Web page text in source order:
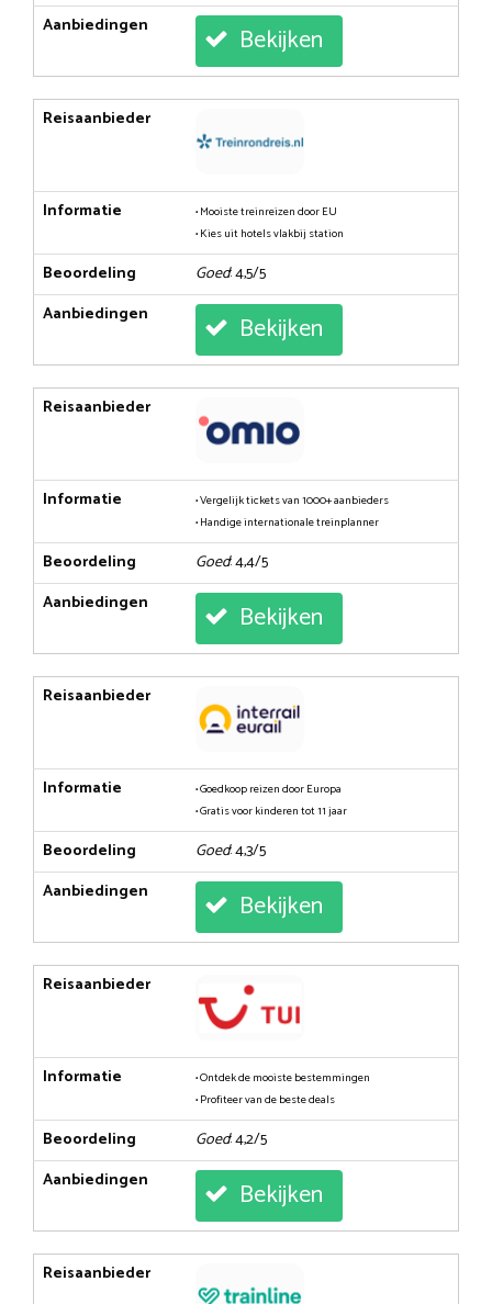
Aanbiedingen Bekijken
Reisaanbieder
Informatie
• Mooiste treinreizen door EU
• Kies uit hotels vlakbij station
Beoordeling Goed: 4,5/5
Aanbiedingen
Bekijken
Reisaanbieder
Informatie
• Vergelijk tickets van 1000+ aanbieders
• Handige internationale treinplanner
Beoordeling Goed: 4,4/5
Aanbiedingen
Bekijken
Reisaanbieder
Informatie
• Goedkoop reizen door Europa
• Gratis voor kinderen tot 11 jaar
Beoordeling Goed: 4,3/5
Aanbiedingen
Bekijken
Reisaanbieder
Informatie
• Ontdek de mooiste bestemmingen
• Profiteer van de beste deals
Beoordeling Goed: 4,2/5
Aanbiedingen
Bekijken
Reisaanbieder